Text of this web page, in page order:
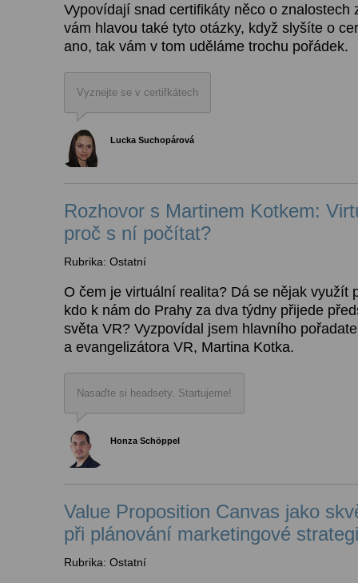
Vypovídají snad certifikáty něco o znalostech
vám hlavou také tyto otázky, když slyšíte o
ano, tak vám v tom uděláme trochu pořádek.
Vyznejte se v certifkátech
Lucka Suchopárová
Rozhovor s Martinem Kotkem:
proč s ní počítat?
Rubrika: Ostatní
O čem je virtuální realita? Dá se nějak využít
kdo k nám do Prahy za dva týdny přijede
světa VR? Vyzpovídal jsem hlavního
a evangelizátora VR, Martina Kotka.
Nasaďte si headsety. Startujeme!
Honza Schöppel
Value Proposition Canvas jako
při plánování marketingové
Rubrika: Ostatní